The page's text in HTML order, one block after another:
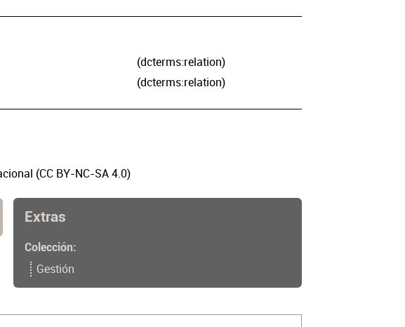
(dcterms:relation)
(dcterms:relation)
(CC BY-NC-SA 4.0)
Extras
Colección
Gestión